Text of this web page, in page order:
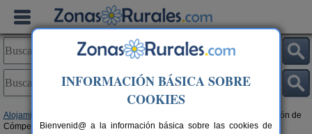
Alojamientos
> Hotel y Bungalows Balcón de
Cómpeta
INFORMACIÓN BÁSICA SOBRE
COOKIES
Bienvenid@ a la información básica sobre las cookies de